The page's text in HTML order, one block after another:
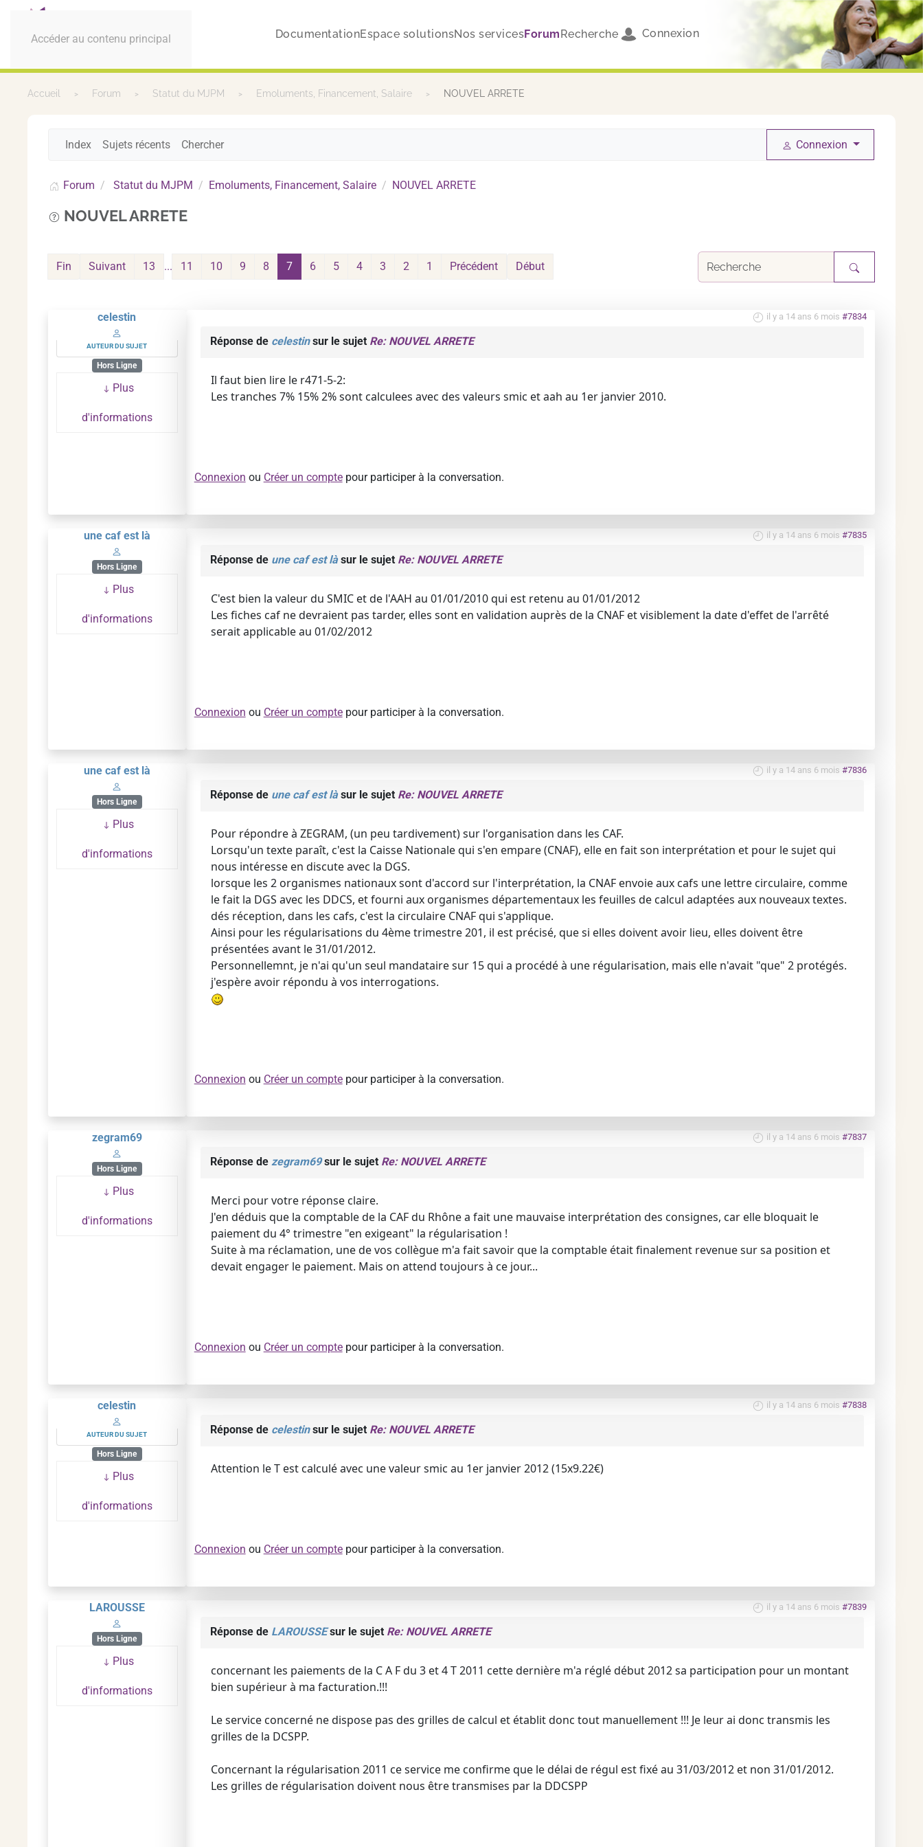
Accéder au contenu principal DocumentationEspace solutionsNos servicesForumRecherche Connexion
Accueil Forum Statut du MJPM Emoluments, Financement, Salaire NOUVEL ARRETE
Index Sujets récents Chercher Connexion
Forum Statut du MJPM Emoluments, Financement, Salaire NOUVEL ARRETE
NOUVEL ARRETE
Début
Précédent
1
2
3
4
5
6
7
8
9
10
11
...
13
Suivant
Fin
celestin
AUTEUR DU SUJET
Hors Ligne
Plus
d'informations
il y a 14 ans 6 mois #7834
Réponse de celestinsur le sujet Re: NOUVEL ARRETE
Il faut bien lire le r471-5-2:
Les tranches 7% 15% 2% sont calculees avec des valeurs smic et aah au 1er janvier 2010.
Connexion ou Créer un comptepour participer à la conversation.
une caf est là
Hors Ligne
Plus
d'informations
il y a 14 ans 6 mois #7835
Réponse de une caf est làsur le sujet Re: NOUVEL ARRETE
C'est bien la valeur du SMIC et de l'AAH au 01/01/2010 qui est retenu au 01/01/2012
Les fiches caf ne devraient pas tarder, elles sont en validation auprès de la CNAF et visiblement la date d'effet de l'arrêté
serait applicable au 01/02/2012
Connexion ou Créer un comptepour participer à la conversation.
une caf est là
Hors Ligne
Plus
d'informations
il y a 14 ans 6 mois #7836
Réponse de une caf est làsur le sujet Re: NOUVEL ARRETE
Pour répondre à ZEGRAM, (un peu tardivement) sur l'organisation dans les CAF.
Lorsqu'un texte paraît, c'est la Caisse Nationale qui s'en empare (CNAF), elle en fait son interprétation et pour le sujet qui
nous intéresse en discute avec la DGS.
lorsque les 2 organismes nationaux sont d'accord sur l'interprétation, la CNAF envoie aux cafs une lettre circulaire, comme
le fait la DGS avec les DDCS, et fourni aux organismes départementaux les feuilles de calcul adaptées aux nouveaux textes.
dés réception, dans les cafs, c'est la circulaire CNAF qui s'applique.
Ainsi pour les régularisations du 4ème trimestre 201, il est précisé, que si elles doivent avoir lieu, elles doivent être
présentées avant le 31/01/2012.
Personnellemnt, je n'ai qu'un seul mandataire sur 15 qui a procédé à une régularisation, mais elle n'avait "que" 2 protégés.
j'espère avoir répondu à vos interrogations.
Connexion ou Créer un comptepour participer à la conversation.
zegram69
Hors Ligne
Plus
d'informations
il y a 14 ans 6 mois #7837
Réponse de zegram69sur le sujet Re: NOUVEL ARRETE
Merci pour votre réponse claire.
J'en déduis que la comptable de la CAF du Rhône a fait une mauvaise interprétation des consignes, car elle bloquait le
paiement du 4° trimestre "en exigeant" la régularisation !
Suite à ma réclamation, une de vos collègue m'a fait savoir que la comptable était finalement revenue sur sa position et
devait engager le paiement. Mais on attend toujours à ce jour...
Connexion ou Créer un comptepour participer à la conversation.
celestin
AUTEUR DU SUJET
Hors Ligne
Plus
d'informations
il y a 14 ans 6 mois #7838
Réponse de celestinsur le sujet Re: NOUVEL ARRETE
Attention le T est calculé avec une valeur smic au 1er janvier 2012 (15x9.22€)
Connexion ou Créer un comptepour participer à la conversation.
LAROUSSE
Hors Ligne
Plus
d'informations
il y a 14 ans 6 mois #7839
Réponse de LAROUSSEsur le sujet Re: NOUVEL ARRETE
concernant les paiements de la C A F du 3 et 4 T 2011 cette dernière m'a réglé début 2012 sa participation pour un montant
bien supérieur à ma facturation.!!!
Le service concerné ne dispose pas des grilles de calcul et établit donc tout manuellement !!! Je leur ai donc transmis les
grilles de la DCSPP.
Concernant la régularisation 2011 ce service me confirme que le délai de régul est fixé au 31/03/2012 et non 31/01/2012.
Les grilles de régularisation doivent nous être transmises par la DDCSPP